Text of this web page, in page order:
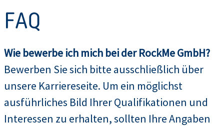
FAQ
Wie bewerbe ich mich bei der RockMe GmbH?
Bewerben Sie sich bitte ausschließlich über
unsere Karriereseite. Um ein möglichst
ausführliches Bild Ihrer Qualifikationen und
Interessen zu erhalten, sollten Ihre Angaben